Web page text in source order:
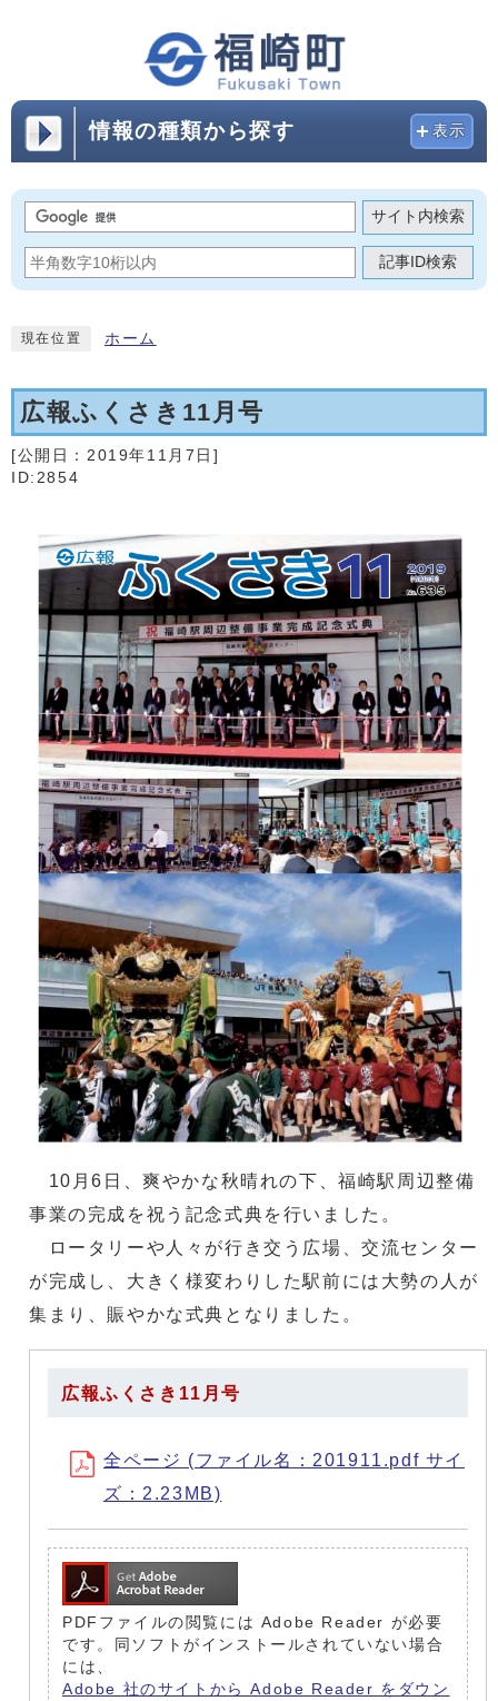
情報の種類から探す 表示
サイト内検索
記事ID検索
現在位置 ホーム
広報ふくさき11月号
[公開日： 2019年11月7日 ]
ID:2854
10月6日、爽やかな秋晴れの下、福崎駅周辺整備
事業の完成を祝う記念式典を行いました。
ロータリーや人々が行き交う広場、交流センター
が完成し、大きく様変わりした駅前には大勢の人が
集まり、賑やかな式典となりました。
広報ふくさき11月号
全ページ (ファイル名：201911.pdf サイ
ズ：2.23MB)
PDFファイルの閲覧には Adobe Reader が必要
です。同ソフトがインストールされていない場合
には、
Adobe 社のサイトから Adobe Reader をダウン